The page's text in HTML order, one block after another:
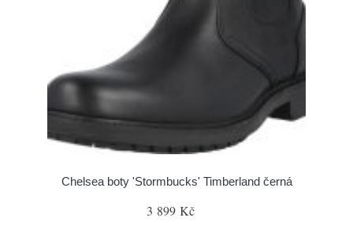
Chelsea boty 'Stormbucks' Timberland černá
3 899 Kč